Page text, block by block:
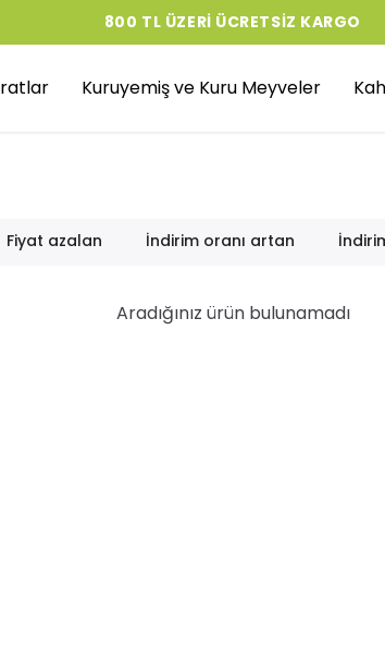
800 TL ÜZERI ÜCRETSIZ KARGO
Kuruyemiş ve Kuru Meyveler
Fiyat azalan İndirim oranı artan
Aradığınız ürün bulunamadı